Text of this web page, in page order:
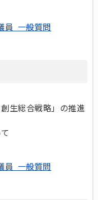
員 一般質問
生総合戦略」の推進
員 一般質問